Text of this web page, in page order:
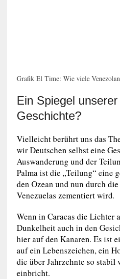
Grafik El Time: Wie viele
Ein Spiegel
Geschichte?
Vielleicht berührt uns das
wir Deutschen selbst eine
Auswanderung und der
Palma ist die „Teilung“ eine
den Ozean und nun durch
Venezuelas zementiert wird.
Wenn in Caracas die Lichter
Dunkelheit auch in den
hier auf den Kanaren. Es ist
auf ein Lebenszeichen, ein
die über Jahrzehnte so
einbricht.